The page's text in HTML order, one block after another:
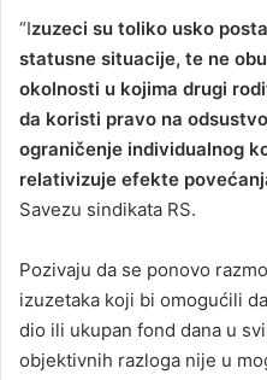
“Izuzeci su toliko usko
statusne situacije, te ne
okolnosti u kojima drugi
da koristi pravo na
ograničenje individualnog
relativizuje efekte
Savezu sindikata RS.
Pozivaju da se ponovo
izuzetaka koji bi omogućili
dio ili ukupan fond dana u
objektivnih razloga nije u